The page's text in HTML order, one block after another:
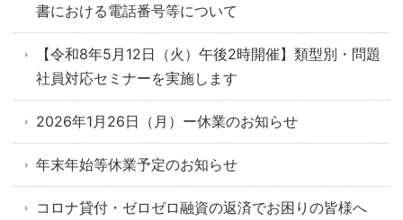
書における電話番号等について
【令和8年5月12日（火）午後2時開催】類型別・問題
社員対応セミナーを実施します
2026年1月26日（月）ー休業のお知らせ
年末年始等休業予定のお知らせ
コロナ貸付・ゼロゼロ融資の返済でお困りの皆様へ